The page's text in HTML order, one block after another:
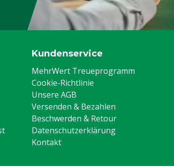
Kundenservice
MehrWert Treueprogramm
Cookie-Richtlinie
Unsere AGB
Versenden & Bezahlen
Beschwerden & Retour
Datenschutzerklärung
Kontakt